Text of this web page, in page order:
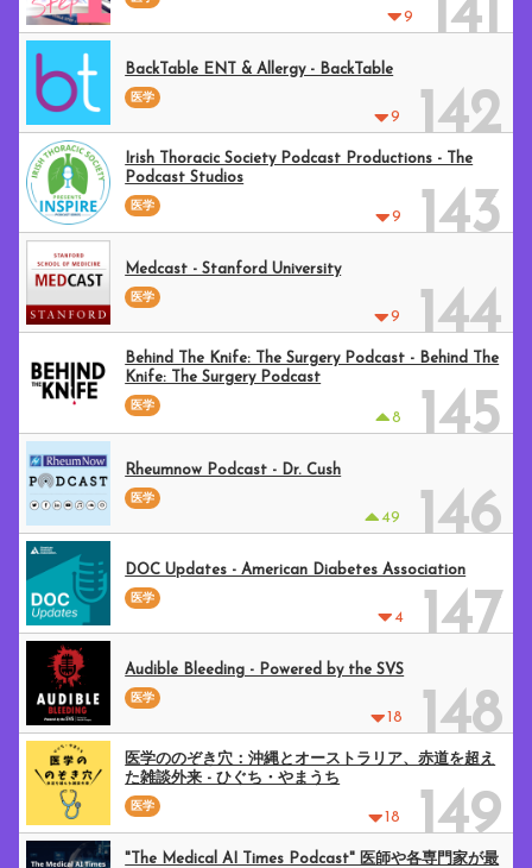
9 141
9 142
BackTable ENT & Allergy - BackTable
医学
9 143
Irish Thoracic Society Podcast Productions - The
Podcast Studios
医学
9 144
Medcast - Stanford University
医学
8 145
Behind The Knife: The Surgery Podcast - Behind The
Knife: The Surgery Podcast
医学
49 146
Rheumnow Podcast - Dr. Cush
医学
4 147
DOC Updates - American Diabetes Association
医学
18 148
Audible Bleeding - Powered by the SVS
医学
18 149
医学ののぞき穴：沖縄とオーストラリア、赤道を超え
た雑談外来 - ひぐち・やまうち
医学
"The Medical AI Times Podcast" 医師や各専門家が最